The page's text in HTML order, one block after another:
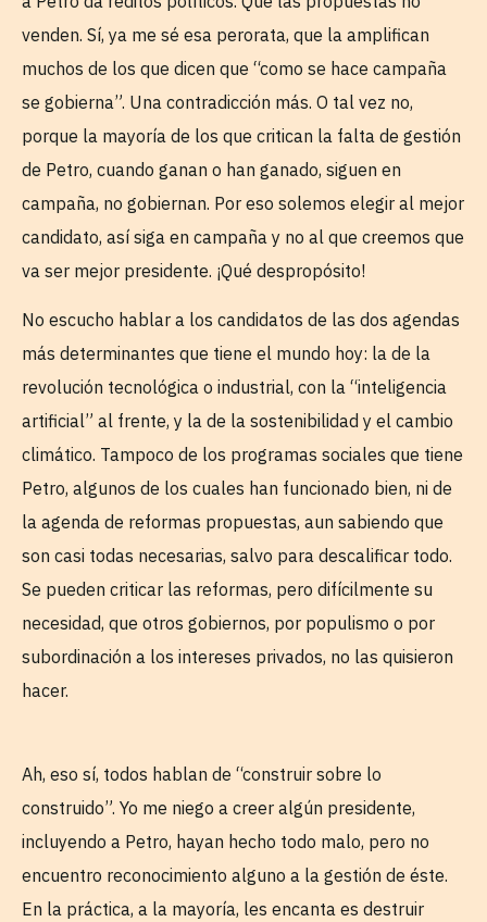
venden. Sí, ya me sé esa perorata, que la amplifican
muchos de los que dicen que “como se hace campaña
se gobierna”. Una contradicción más. O tal vez no,
porque la mayoría de los que critican la falta de gestión
de Petro, cuando ganan o han ganado, siguen en
campaña, no gobiernan. Por eso solemos elegir al mejor
candidato, así siga en campaña y no al que creemos que
va ser mejor presidente. ¡Qué despropósito!
No escucho hablar a los candidatos de las dos agendas
más determinantes que tiene el mundo hoy: la de la
revolución tecnológica o industrial, con la “inteligencia
artificial” al frente, y la de la sostenibilidad y el cambio
climático. Tampoco de los programas sociales que tiene
Petro, algunos de los cuales han funcionado bien, ni de
la agenda de reformas propuestas, aun sabiendo que
son casi todas necesarias, salvo para descalificar todo.
Se pueden criticar las reformas, pero difícilmente su
necesidad, que otros gobiernos, por populismo o por
subordinación a los intereses privados, no las quisieron
hacer.
Ah, eso sí, todos hablan de “construir sobre lo
construido”. Yo me niego a creer algún presidente,
incluyendo a Petro, hayan hecho todo malo, pero no
encuentro reconocimiento alguno a la gestión de éste.
En la práctica, a la mayoría, les encanta es destruir